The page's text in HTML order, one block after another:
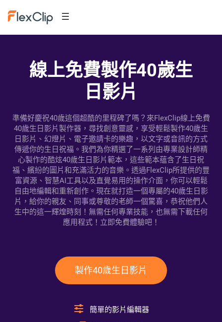
線上免費製作40歲生
日影片
準備好慶祝40歲這個超酷的里程碑了嗎？來FlexClip線上免費
40歲生日影片製作器，尋找創意靈感，享受輕鬆製作40歲生
日影片、幻燈片、電子邀請卡的樂趣，以文字或音訊的方式
傳遞你的生日祝福。我們為你精選了一系列由專業設計師精
心製作的酷炫40歲生日影片範本，這些範本蘊含了生日祝
福、繽紛的圖片和充滿活力的音樂。透過FlexClip所提供的豐
富資源、智慧AI工具以及直覺易用的操作介面，你可以輕鬆
自由地編輯和重新創作。現在就打造一個專屬的40歲生日影
片，給你的親友、同事或尊敬的老師一個驚喜，恭祝他們人
生中的這一輝煌時刻！無需任何專業技能，也無需下載任何
應用程式！立即免費體驗吧！
製作40歲生日影片
簡單的影片編輯器